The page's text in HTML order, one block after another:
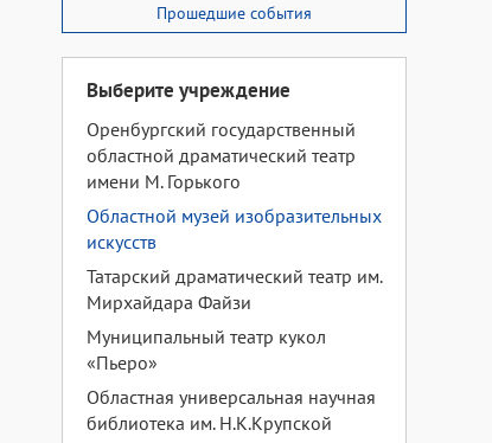
Прошедшие события
Выберите учреждение
Оренбургский государственный
областной драматический театр
имени М. Горького
Областной музей изобразительных
искусств
Татарский драматический театр им.
Мирхайдара Файзи
Муниципальный театр кукол
«Пьеро»
Областная универсальная научная
библиотека им. Н.К.Крупской